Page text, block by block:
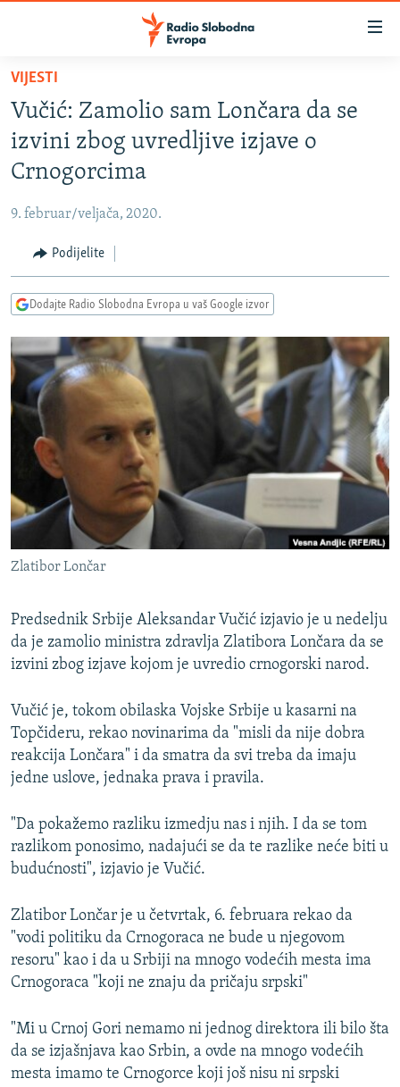
Pređite
glavni
sadržaj
Pređite
na
glavnu
Pređite
na
pretragu
BOSNA I HERCEGOVINA
SRBIJA
CRNA GORA
VIZUELNO
INFOGRAFIKE
RAT U UKRAJINI
KINA NA BALKANU
RSE PRIČE IZ SVIJETA
ISPRIČAJ MI
DNEVNO@RSE
SPECIJALI RSE
VIŠE OD NASLOVA
GENOCID U SREBRENICI
TV LIBERTY
POST SCRIPTUM
MOJA EVROPA
TRI DECENIJE OD RATA U BIH
SVE KARTE DEJTONA
NASTANAK I RASPAD JUGOSLAVIJE
PRATITE NAS
Sve RFE/RL stranice
VIJESTI
Vučić: Zamolio sam Lončara da se
izvini zbog uvredljive izjave o
Crnogorcima
9. februar/veljača, 2020.
Podijelite
Dodajte Radio Slobodna Evropa u vaš Google izvor
Zlatibor Lončar
Predsednik Srbije Aleksandar Vučić izjavio je u nedelju
da je zamolio ministra zdravlja Zlatibora Lončara da se
izvini zbog izjave kojom je uvredio crnogorski narod.
Vučić je, tokom obilaska Vojske Srbije u kasarni na
Topčideru, rekao novinarima da "misli da nije dobra
reakcija Lončara" i da smatra da svi treba da imaju
jedne uslove, jednaka prava i pravila.
"Da pokažemo razliku izmedju nas i njih. I da se tom
razlikom ponosimo, nadajući se da te razlike neće biti u
budućnosti", izjavio je Vučić.
Zlatibor Lončar je u četvrtak, 6. februara rekao da
"vodi politiku da Crnogoraca ne bude u njegovom
resoru" kao i da u Srbiji na mnogo vodećih mesta ima
Crnogoraca "koji ne znaju da pričaju srpski"
"Mi u Crnoj Gori nemamo ni jednog direktora ili bilo šta
da se izjašnjava kao Srbin, a ovde na mnogo vodećih
mesta imamo te Crnogorce koji još nisu ni srpski